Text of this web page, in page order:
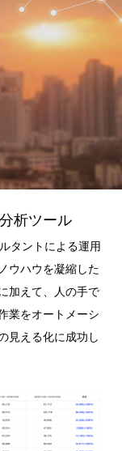
析ツール
タントによる運用
ウハウを凝縮した
加えて、人の手で
業をオートメーシ
見える化に成功し